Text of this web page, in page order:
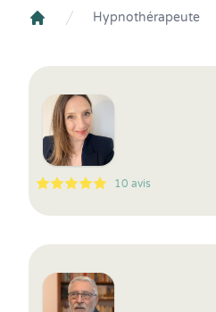
Hypnothérapeute
5
1
5
10 10 avis